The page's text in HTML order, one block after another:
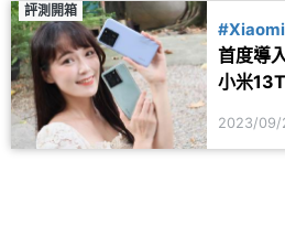
評測開箱
首度導
小米
2023/09/